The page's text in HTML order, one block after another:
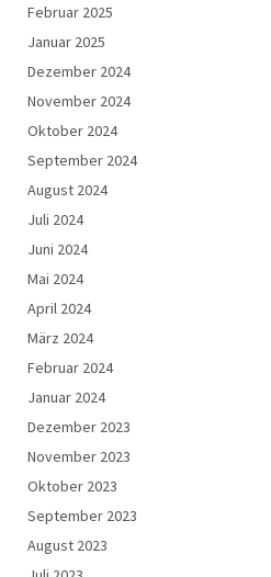
Februar 2025
Januar 2025
Dezember 2024
November 2024
Oktober 2024
September 2024
August 2024
Juli 2024
Juni 2024
Mai 2024
April 2024
März 2024
Februar 2024
Januar 2024
Dezember 2023
November 2023
Oktober 2023
September 2023
August 2023